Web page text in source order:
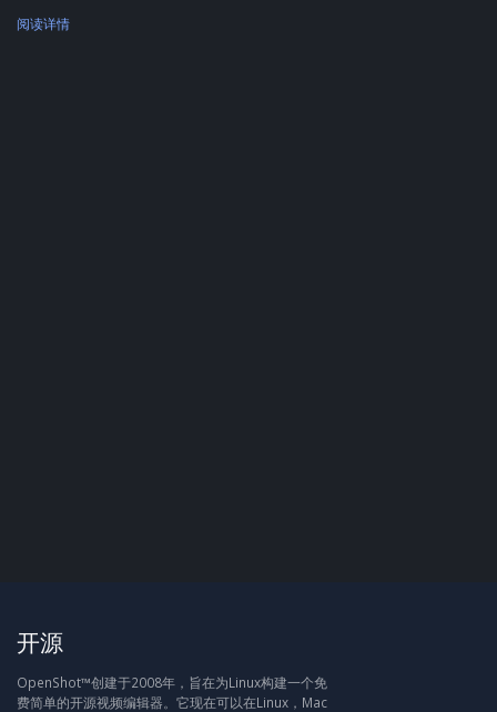
阅读详情
开源
OpenShot™创建于2008年，旨在为Linux构建一个免
费简单的开源视频编辑器。它现在可以在Linux，Mac